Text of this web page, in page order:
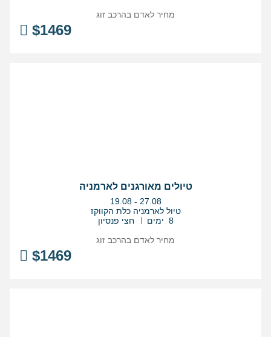
$1469
מחיר לאדם בהרכב זוג
טיולים מאורגנים לארמניה
בין
התאריכים,
19.08 - 27.08
טיול לארמניה כלת הקווקז
8 ימים
חצי פנסיון
$1469
מחיר לאדם בהרכב זוג